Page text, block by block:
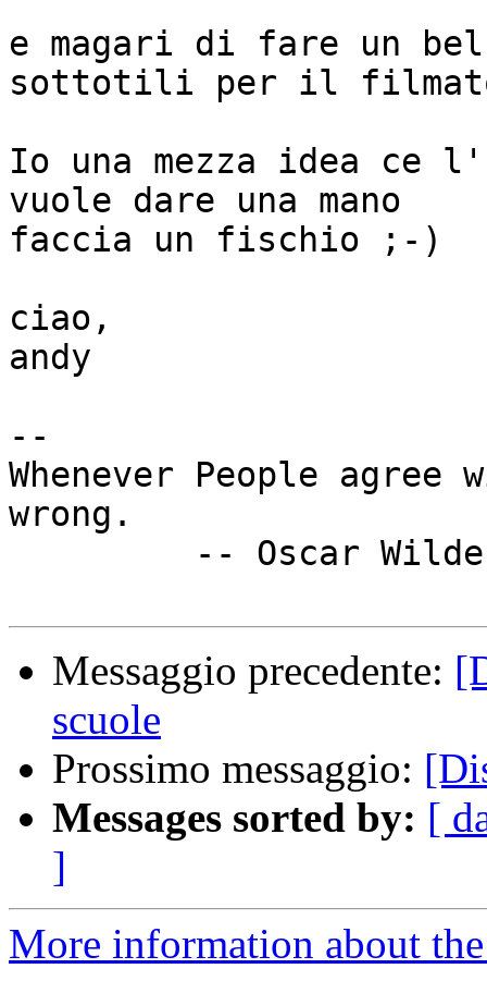
e magari di fare un bel
sottotili per il
Io una mezza idea ce
vuole dare una mano
faccia un fischio ;-)
ciao,
andy
--
Whenever People
wrong.
Messaggio precedente:
scuole
Prossimo messaggio:
Messages sorted by: [
]
More information about